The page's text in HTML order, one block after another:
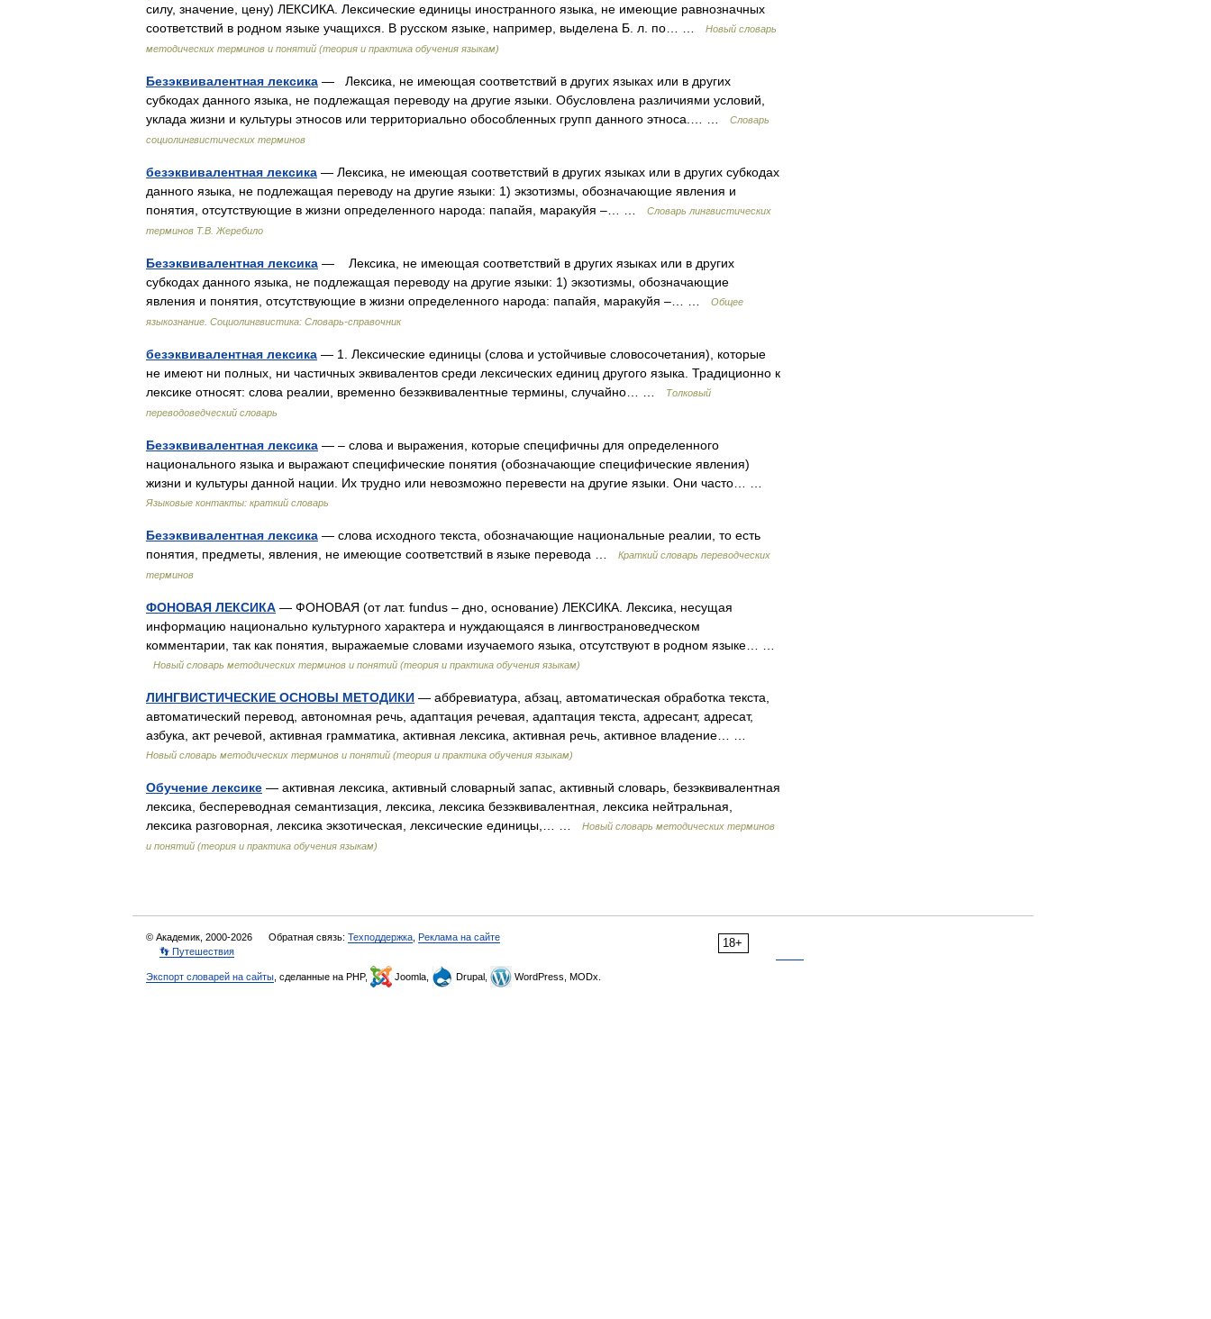
силу, значение, цену) ЛЕКСИКА. Лексические единицы иностранного языка, не имеющие равнозначных
соответствий в родном языке учащихся. В русском языке, например, выделена Б. л. по… …
Новый словарь
методических терминов и понятий (теория и практика обучения языкам)
Безэквивалентная лексика — Лексика, не имеющая соответствий в других языках или в других
субкодах данного языка, не подлежащая переводу на другие языки. Обусловлена различиями условий,
уклада жизни и культуры этносов или территориально обособленных групп данного этноса.… …
Словарь
социолингвистических терминов
безэквивалентная лексика — Лексика, не имеющая соответствий в других языках или в других субкодах
данного языка, не подлежащая переводу на другие языки: 1) экзотизмы, обозначающие явления и
понятия, отсутствующие в жизни определенного народа: папайя, маракуйя –… …
Словарь лингвистических
терминов Т.В. Жеребило
Безэквивалентная лексика — Лексика, не имеющая соответствий в других языках или в других
субкодах данного языка, не подлежащая переводу на другие языки: 1) экзотизмы, обозначающие
явления и понятия, отсутствующие в жизни определенного народа: папайя, маракуйя –… …
Общее
языкознание. Социолингвистика: Словарь-справочник
безэквивалентная лексика — 1. Лексические единицы (слова и устойчивые словосочетания), которые
не имеют ни полных, ни частичных эквивалентов среди лексических единиц другого языка. Традиционно к
лексике относят: слова реалии, временно безэквивалентные термины, случайно… …
Толковый
переводоведческий словарь
Безэквивалентная лексика — – слова и выражения, которые специфичны для определенного
национального языка и выражают специфические понятия (обозначающие специфические явления)
жизни и культуры данной нации. Их трудно или невозможно перевести на другие языки. Они часто… …
Языковые контакты: краткий словарь
Безэквивалентная лексика — слова исходного текста, обозначающие национальные реалии, то есть
понятия, предметы, явления, не имеющие соответствий в языке перевода …
Краткий словарь переводческих
терминов
ФОНОВАЯ ЛЕКСИКА — ФОНОВАЯ (от лат. fundus – дно, основание) ЛЕКСИКА. Лексика, несущая
информацию национально культурного характера и нуждающаяся в лингвострановедческом
комментарии, так как понятия, выражаемые словами изучаемого языка, отсутствуют в родном языке… …
Новый словарь методических терминов и понятий (теория и практика обучения языкам)
ЛИНГВИСТИЧЕСКИЕ ОСНОВЫ МЕТОДИКИ — аббревиатура, абзац, автоматическая обработка текста,
автоматический перевод, автономная речь, адаптация речевая, адаптация текста, адресант, адресат,
азбука, акт речевой, активная грамматика, активная лексика, активная речь, активное владение… …
Новый словарь методических терминов и понятий (теория и практика обучения языкам)
Обучение лексике — активная лексика, активный словарный запас, активный словарь, безэквивалентная
лексика, беспереводная семантизация, лексика, лексика безэквивалентная, лексика нейтральная,
лексика разговорная, лексика экзотическая, лексические единицы,… …
Новый словарь методических терминов
и понятий (теория и практика обучения языкам)
18+
© Академик, 2000-2026 Обратная связь: Техподдержка Реклама на сайте
👣 Путешествия
Экспорт словарей на сайты , сделанные на PHP, Joomla, Drupal, WordPress, MODx.